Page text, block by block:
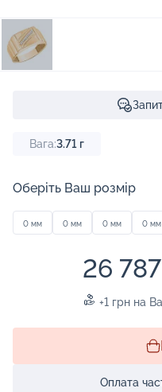
Вага:3.71 г
Оберіть Ваш розмір
0 мм 0 мм 0 мм 0 мм
26
+1 грн на
Оплата